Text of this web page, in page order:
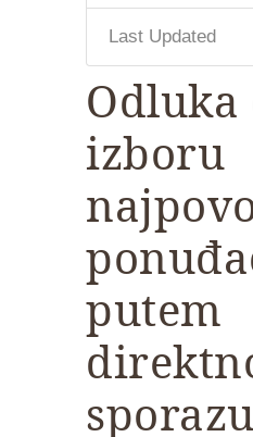
Last Updated
Odluka
izboru
putem